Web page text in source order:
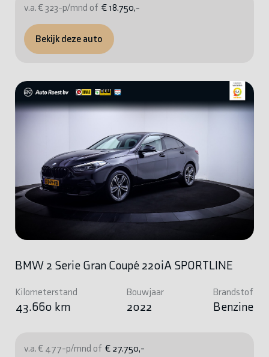
v.a. € 323-p/mnd of € 18.750,-
Bekijk deze auto
BMW 2 Serie Gran Coupé 220iA SPORTLINE
Kilometerstand
43.660 km
Bouwjaar
2022
Brandstof
Benzine
v.a. € 477-p/mnd of € 27.750,-